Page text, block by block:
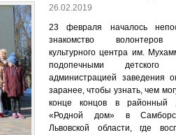
26.02.2019
23 февраля началось
знакомство волонтеров
культурного центра им.
подопечными
администрацией заведения
заранее, чтобы узнать, чем
конце концов в районный
«Родной дом» в
Львовской области, где